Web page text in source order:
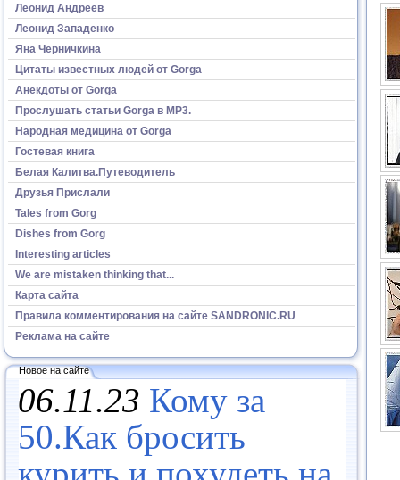
Леонид Андреев
Леонид Западенко
Яна Черничкина
Цитаты известных людей от Gorga
Анекдоты от Gorga
Прослушать статьи Gorga в МР3.
Народная медицина от Gorga
Гостевая книга
Белая Калитва.Путеводитель
Друзья Прислали
Tales from Gorg
Dishes from Gorg
Interesting articles
We are mistaken thinking that...
Карта сайта
Правила комментирования на сайте SANDRONIC.RU
Реклама на сайте
Новое на сайте
06.11.23 Кому за
50.Как бросить